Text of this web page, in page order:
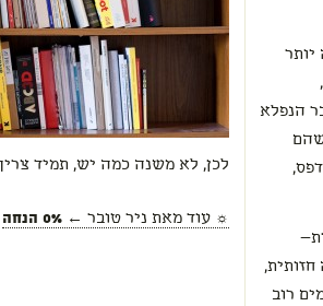
יותר
הנפלא
רוב
☼ עוד מאת ניר טובר ← 0% הנחה